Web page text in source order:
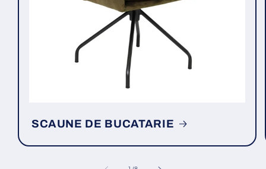
SCAUNE DE BUCATARIE